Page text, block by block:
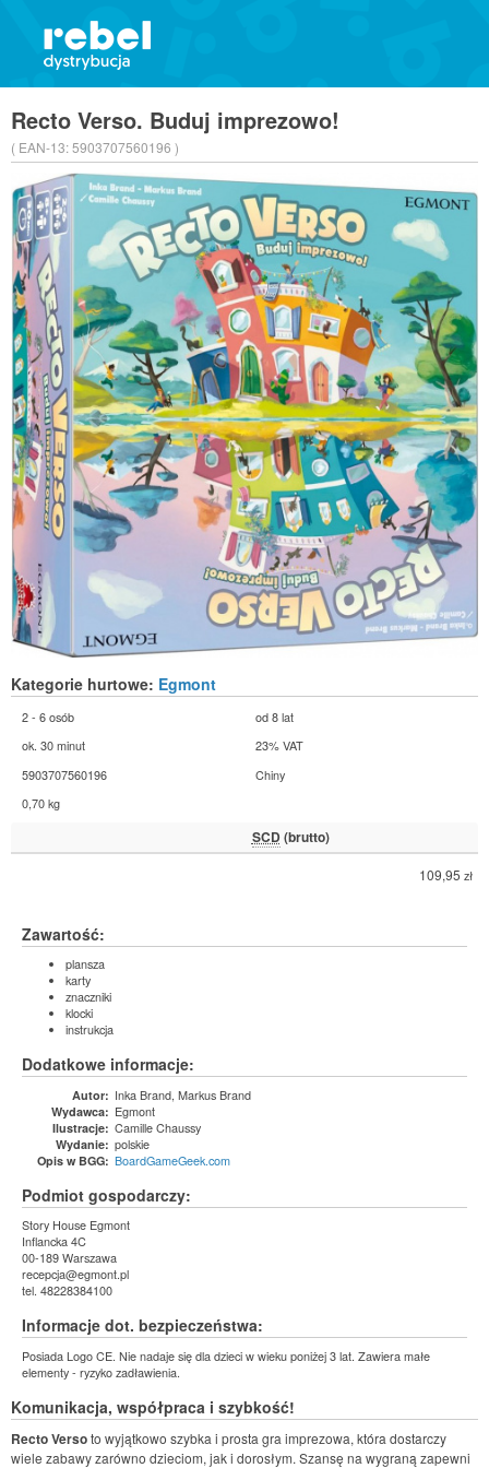
Recto Verso. Buduj imprezowo!
( EAN-13:5903707560196 )
Kategorie hurtowe: Egmont
2 - 6 osób
od 8 lat
ok. 30 minut
23% VAT
5903707560196
Chiny
0,70 kg
SCD (brutto)
109,95 zł
Zawartość:
plansza
karty
znaczniki
klocki
instrukcja
Dodatkowe informacje:
Autor: Inka Brand, Markus Brand
Wydawca: Egmont
Ilustracje: Camille Chaussy
Wydanie: polskie
Opis w BGG: BoardGameGeek.com
Podmiot gospodarczy:
Story House Egmont
Inflancka 4C
00-189 Warszawa
recepcja@egmont.pl
tel. 48228384100
Informacje dot. bezpieczeństwa:
Posiada Logo CE. Nie nadaje się dla dzieci w wieku poniżej 3 lat. Zawiera małe
elementy - ryzyko zadławienia.
Komunikacja, współpraca i szybkość!
Recto Versoto wyjątkowo szybka i prosta gra imprezowa, która dostarczy
wiele zabawy zarówno dzieciom, jak i dorosłym. Szansę na wygraną zapewni